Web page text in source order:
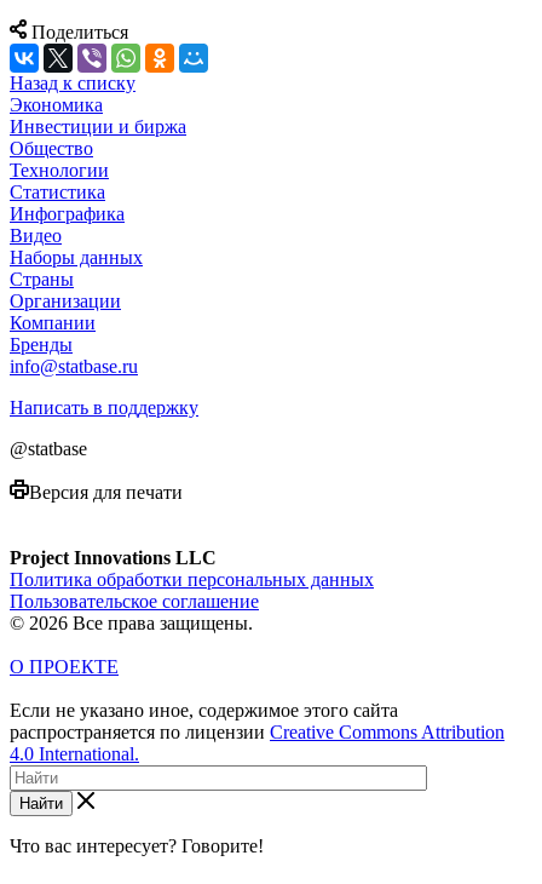
Поделиться
Назад к списку
Экономика
Инвестиции и биржа
Общество
Технологии
Cтатистика
Инфографика
Видео
Наборы данных
Страны
Организации
Компании
Бренды
info@statbase.ru
Написать в поддержку
@statbase
Версия для печати
Project Innovations LLC
Политика обработки персональных данных
Пользовательское соглашение
© 2026 Все права защищены.
О ПРОЕКТЕ
Если не указано иное, содержимое этого сайта
распространяется по лицензии Creative Commons Attribution
4.0 International.
Найти
Что вас интересует? Говорите!